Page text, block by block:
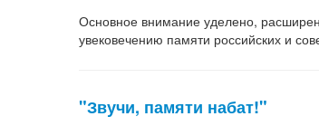
Основное внимание уделено,
увековечению памяти российских и
"Звучи, памяти набат!"